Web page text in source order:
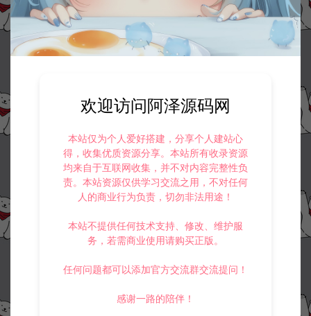
欢迎访问阿泽源码网
本站仅为个人爱好搭建，分享个人建站心
得，收集优质资源分享。本站所有收录资源
均来自于互联网收集，并不对内容完整性负
责。本站资源仅供学习交流之用，不对任何
人的商业行为负责，切勿非法用途！
本站不提供任何技术支持、修改、维护服
务，若需商业使用请购买正版。
任何问题都可以添加官方交流群交流提问！
感谢一路的陪伴！